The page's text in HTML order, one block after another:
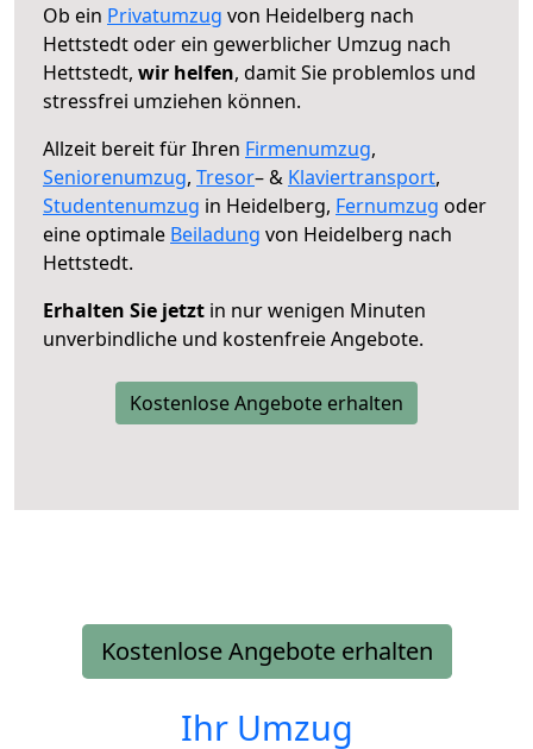
Ob ein Privatumzug von Heidelberg nach
Hettstedt oder ein gewerblicher Umzug nach
Hettstedt, wir helfen, damit Sie problemlos und
stressfrei umziehen können.
Allzeit bereit für Ihren Firmenumzug,
Seniorenumzug, Tresor– & Klaviertransport,
Studentenumzug in Heidelberg, Fernumzug oder
eine optimale Beiladung von Heidelberg nach
Hettstedt.
Erhalten Sie jetzt in nur wenigen Minuten
unverbindliche und kostenfreie Angebote.
Kostenlose Angebote erhalten
Kostenlose Angebote erhalten
Ihr Umzug